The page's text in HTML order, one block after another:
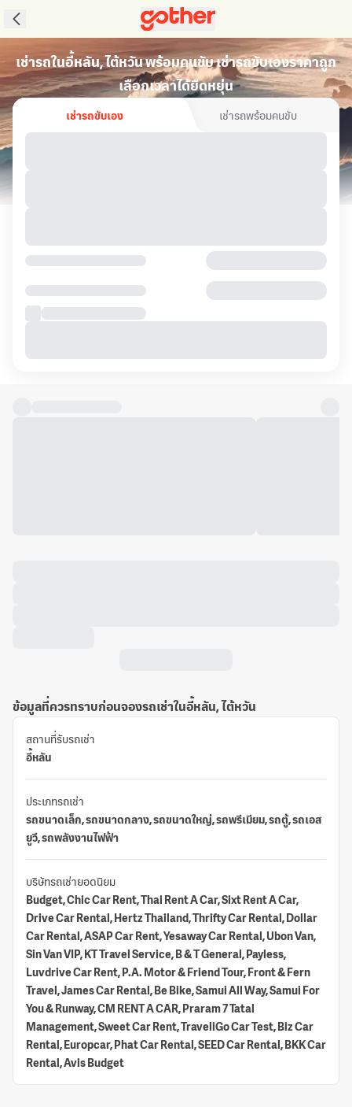
เช่ารถในอี้หลัน, ไต้หวัน พร้อมคนขับ เช่ารถขับเองราคาถูก
เลือกเวลาได้ยืดหยุ่น
เช่ารถขับเอง เช่ารถพร้อมคนขับ
ข้อมูลที่ควรทราบก่อนจองรถเช่าในอี้หลัน, ไต้หวัน
สถานที่รับรถเช่า
อี้หลัน
ประเภทรถเช่า
รถขนาดเล็ก, รถขนาดกลาง, รถขนาดใหญ่, รถพรีเมียม, รถตู้, รถเอส
ยูวี, รถพลังงานไฟฟ้า
บริษัทรถเช่ายอดนิยม
Budget, Chic Car Rent, Thai Rent A Car, Sixt Rent A Car,
Drive Car Rental, Hertz Thailand, Thrifty Car Rental, Dollar
Car Rental, ASAP Car Rent, Yesaway Car Rental, Ubon Van,
Sin Van VIP, KT Travel Service, B & T General, Payless,
Luvdrive Car Rent, P.A. Motor & Friend Tour, Front & Fern
Travel, James Car Rental, Be Bike, Samui All Way, Samui For
You & Runway, CM RENT A CAR, Praram 7 Tatal
Management, Sweet Car Rent, TraveliGo Car Test, Biz Car
Rental, Europcar, Phat Car Rental, SEED Car Rental, BKK Car
Rental, Avis Budget